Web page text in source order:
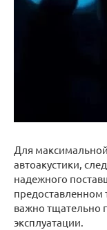
Для
автоакустики,
надежного
предоставленном
важно тщательно
эксплуатации.